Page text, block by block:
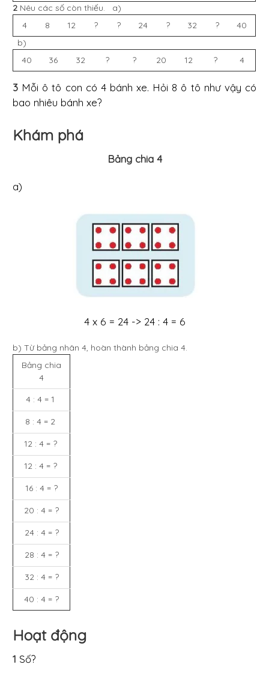
2 Nêu các số còn thiếu.
a)
4
8 12 ? ? 24 ? 32 ?
40
b)
40
36 32 ? ? 20 12 ? 4
3 Mỗi ô tô con có 4 bánh xe. Hỏi 8 ô tô như vậy có
bao nhiêu bánh xe?
Khám phá
Bảng chia 4
a)
4 x 6 = 24 -> 24 : 4 = 6
b) Từ bảng nhân 4, hoàn thành bảng chia 4.
Bảng chia
4
4 : 4 = 1
8 : 4 = 2
12 : 4 = ?
12 : 4 = ?
16 : 4 = ?
20 : 4 = ?
24 : 4 = ?
28 : 4 = ?
32 : 4 = ?
40 : 4 = ?
Hoạt động
1 Số?